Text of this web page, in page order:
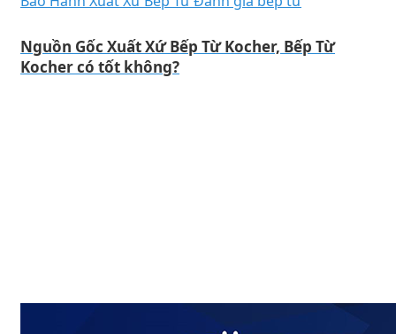
Nguồn Gốc Xuất Xứ Bếp Từ Kocher, Bếp Từ
Kocher có tốt không?